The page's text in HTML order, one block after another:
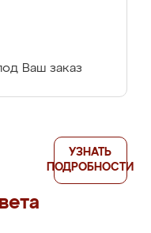
Ваш заказ
УЗНАТЬ
ПОДРОБНОСТИ